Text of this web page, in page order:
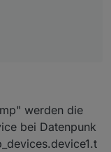
werden die
bei Datenpunk